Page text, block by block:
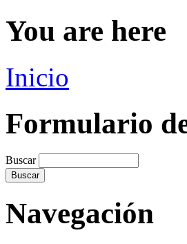
You are here
Inicio
Formulario
Buscar
Navegación